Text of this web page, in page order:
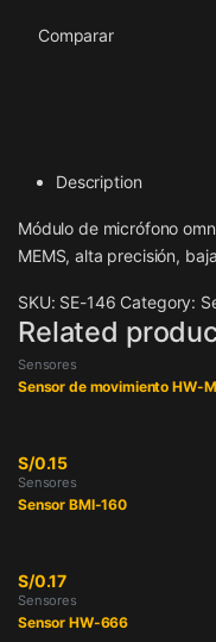
Comparar
Description
Módulo de micrófono
MEMS, alta precisión,
SKU: SE-146 Category:
Related
Sensores
Sensor de movimiento HW-
S/0.15
Sensores
Sensor BMI-160
S/0.17
Sensores
Sensor HW-666